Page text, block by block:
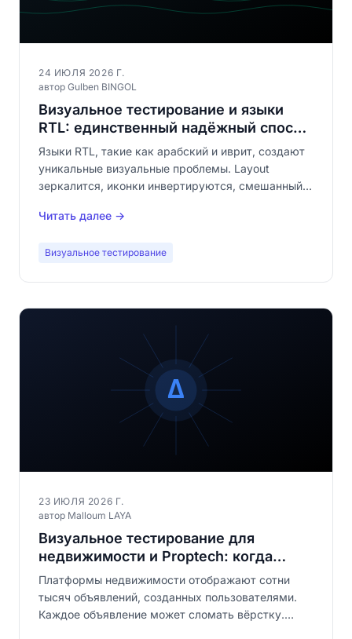
24 ИЮЛЯ 2026 Г.
автор Gulben BINGOL
Визуальное тестирование и языки
RTL: единственный надёжный способ
проверить рендеринг арабского и
иврита
Языки RTL, такие как арабский и иврит, создают
уникальные визуальные проблемы. Layout
зеркалится, иконки инвертируются, смешанный
визуальное тестирование проверяет всё это.
Читать далее →
Визуальное тестирование
23 ИЮЛЯ 2026 Г.
автор Malloum LAYA
Визуальное тестирование для
недвижимости и Proptech: когда
пользовательский контент ломает
ваши шаблоны
Платформы недвижимости отображают сотни
тысяч объявлений, созданных пользователями.
Каждое объявление может сломать вёрстку.